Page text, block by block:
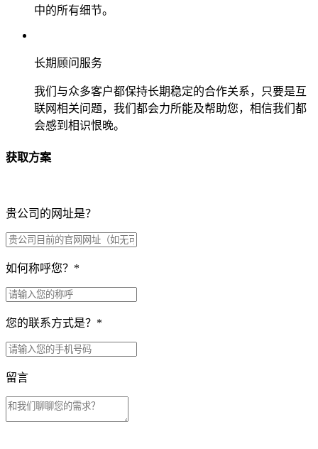
中的所有细节。
长期顾问服务
我们与众多客户都保持长期稳定的合作关系，只要是互
联网相关问题，我们都会力所能及帮助您，相信我们都
会感到相识恨晚。
获取方案
贵公司的网址是？
如何称呼您？ *
您的联系方式是？ *
留言